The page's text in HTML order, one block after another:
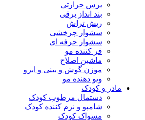
برس حرارتی
بند انداز برقی
ریش تراش
سشوار چرخشی
سشوار حرفه ای
فر کننده‌ مو
ماشین اصلاح
موزن گوش و بینی و ابرو
ویو دهنده مو
و کودک
دستمال مرطوب کودک
شامپو و نرم کننده کودک
مسواک کودک